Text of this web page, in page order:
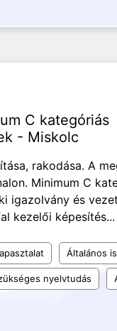
C kategóriás
- Miskolc
rakodása. A
Minimum C
igazolvány és
kezelői képesítés...
Általános
nyelvtudás